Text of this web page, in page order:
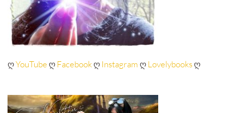
ღYouTubeღFacebookღ InstagramღLovelybooksღ